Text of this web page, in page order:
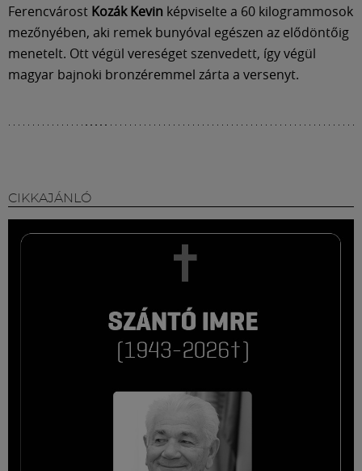
Ferencvárost Kozák Kevin képviselte a 60 kilogrammosok
mezőnyében, aki remek bunyóval egészen az elődöntőig
menetelt. Ott végül vereséget szenvedett, így végül
magyar bajnoki bronzéremmel zárta a versenyt.
CIKKAJÁNLÓ
Közösség
Múzeum